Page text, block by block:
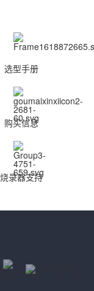
选型手册
购买信息
烧录器支持